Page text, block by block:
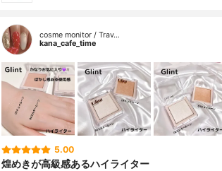
cosme monitor / Trav…
kana_cafe_time
5.00
煌めきが高級感あるハイライター